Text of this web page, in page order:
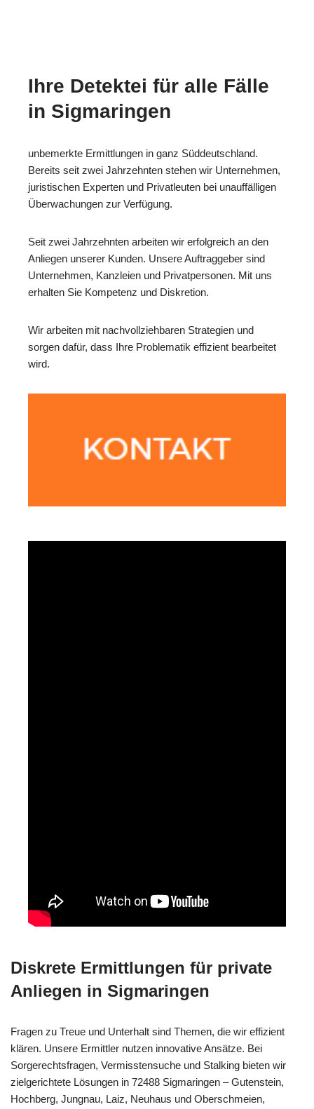
Ihre Detektei für alle Fälle
in Sigmaringen
unbemerkte Ermittlungen in ganz Süddeutschland.
Bereits seit zwei Jahrzehnten stehen wir Unternehmen,
juristischen Experten und Privatleuten bei unauffälligen
Überwachungen zur Verfügung.
Seit zwei Jahrzehnten arbeiten wir erfolgreich an den
Anliegen unserer Kunden. Unsere Auftraggeber sind
Unternehmen, Kanzleien und Privatpersonen. Mit uns
erhalten Sie Kompetenz und Diskretion.
Wir arbeiten mit nachvollziehbaren Strategien und
sorgen dafür, dass Ihre Problematik effizient bearbeitet
wird.
Diskrete Ermittlungen für private
Anliegen in Sigmaringen
Fragen zu Treue und Unterhalt sind Themen, die wir effizient
klären. Unsere Ermittler nutzen innovative Ansätze. Bei
Sorgerechtsfragen, Vermisstensuche und Stalking bieten wir
zielgerichtete Lösungen in 72488 Sigmaringen – Gutenstein,
Hochberg, Jungnau, Laiz, Neuhaus und Oberschmeien,